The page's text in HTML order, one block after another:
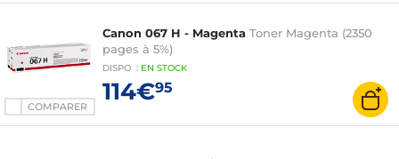
COMPARER
Canon 067 H - Magenta Toner Magenta (2350
pages à 5%)
DISPO : EN STOCK
114€95